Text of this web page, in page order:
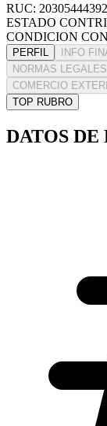
RUC: 20305444392
ESTADO
CONDICION
PERFIL INFO
NORMAS LEGALES
COMERCIO
TOP RUBRO
DATOS DE